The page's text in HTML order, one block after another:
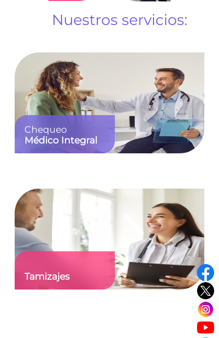
Nuestros servicios:
Chequeo
Médico Integral
Tamizajes